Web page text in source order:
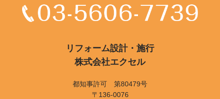
リフォーム設計・施行
株式会社エクセル
都知事許可 第80479号
〒136-0076